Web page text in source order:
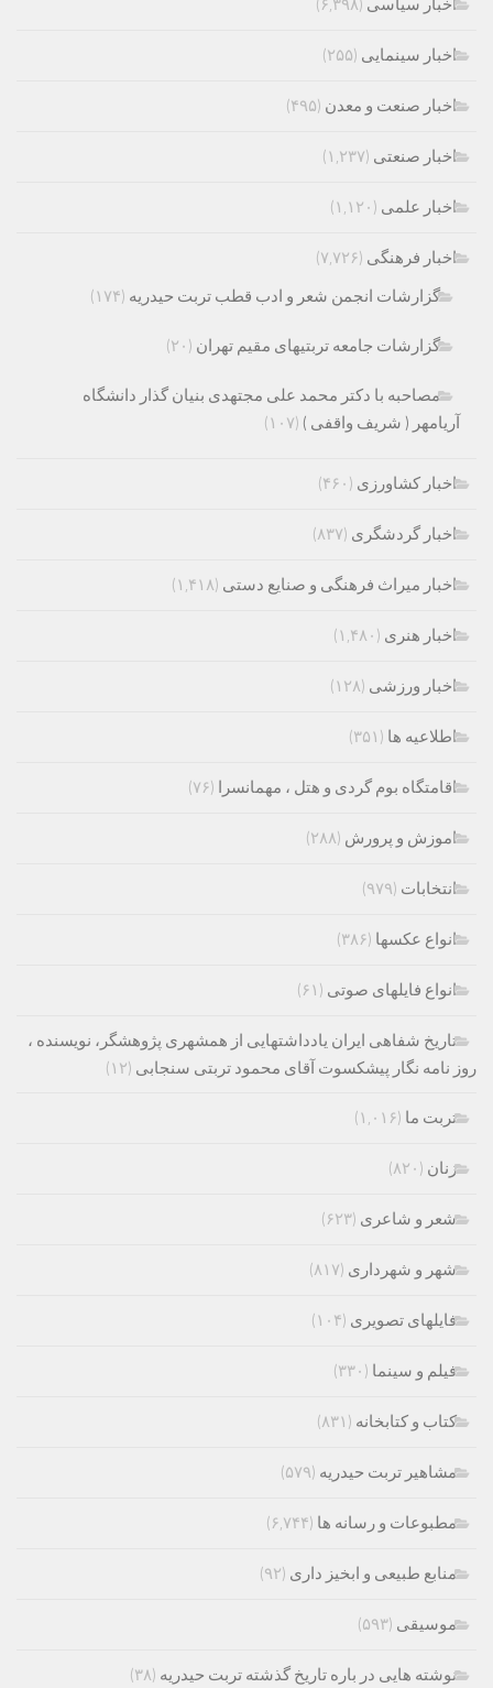
اخبار سیاسی (۶,۳۹۸)
اخبار سینمایی (۲۵۵)
اخبار صنعت و معدن (۴۹۵)
اخبار صنعتی (۱,۲۳۷)
اخبار علمی (۱,۱۲۰)
اخبار فرهنگی (۷,۷۲۶)
گزارشات انجمن شعر و ادب قطب تربت حیدریه (۱۷۴)
گزارشات جامعه تربتیهای مقیم تهران (۲۰)
مصاحبه با دکتر محمد علی مجتهدی بنیان گذار دانشگاه
آریامهر ( شریف واقفی ) (۱۰۷)
اخبار کشاورزی (۴۶۰)
اخبار گردشگری (۸۳۷)
اخبار میراث فرهنگی و صنایع دستی (۱,۴۱۸)
اخبار هنری (۱,۴۸۰)
اخبار ورزشی (۱۲۸)
اطلاعیه ها (۳۵۱)
اقامتگاه بوم گردی و هتل ، مهمانسرا (۷۶)
اموزش و پرورش (۲۸۸)
انتخابات (۹۷۹)
انواع عکسها (۳۸۶)
انواع فایلهای صوتی (۶۱)
تاریخ شفاهی ایران یادداشتهایی از همشهری پژوهشگر، نویسنده ،
روز نامه نگار پیشکسوت آقای محمود تربتی سنجابی (۱۲)
تربت ما (۱,۰۱۶)
زنان (۸۲۰)
شعر و شاعری (۶۲۳)
شهر و شهرداری (۸۱۷)
فایلهای تصویری (۱۰۴)
فیلم و سینما (۳۳۰)
کتاب و کتابخانه (۸۳۱)
مشاهیر تربت حیدریه (۵۷۹)
مطبوعات و رسانه ها (۶,۷۴۴)
منابع طبیعی و ابخیز داری (۹۲)
موسیقی (۵۹۳)
نوشته هایی در باره تاریخ گذشته تربت حیدریه (۳۸)